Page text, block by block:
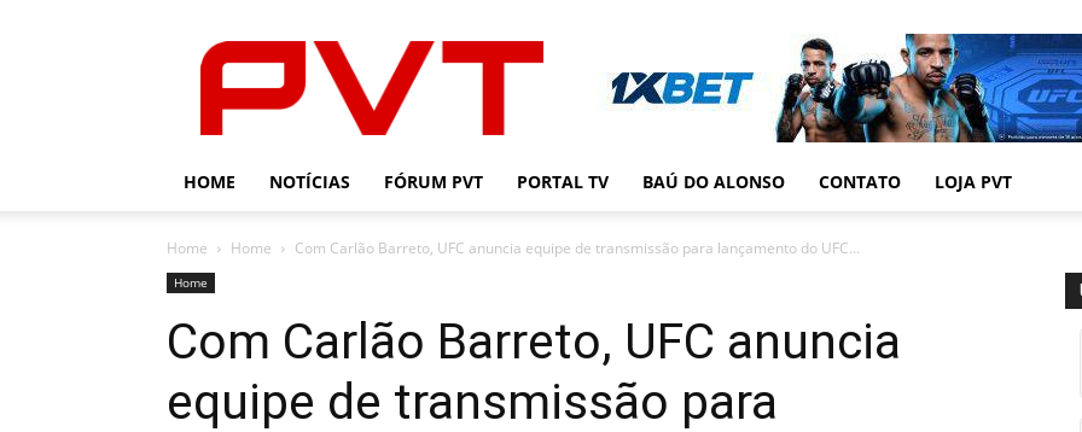
HOME NOTÍCIAS FÓRUM PVT PORTAL TV BAÚ DO ALONSO CONTATO LOJA PVT
Home Home Com Carlão Barreto, UFC anuncia equipe de transmissão para lançamento do UFC...
Home
Com Carlão Barreto, UFC anuncia
equipe de transmissão para